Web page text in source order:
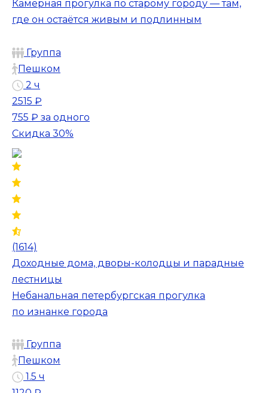
Камерная прогулка по старому городу — там,
где он остаётся живым и подлинным
Группа
Пешком
2 ч
2515 ₽
755 ₽ за одного
Скидка 30%
(1614)
Доходные дома, дворы-колодцы и парадные
лестницы
Небанальная петербургская прогулка
по изнанке города
Группа
Пешком
1.5 ч